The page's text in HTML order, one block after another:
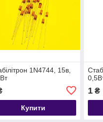
1N4744, 15в,
Купити
1 ₴